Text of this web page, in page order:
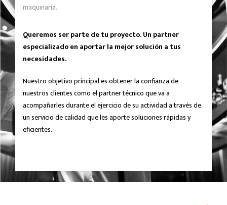
maquinaria.
Queremos ser parte de tu proyecto. Un partner
especializado en aportar la mejor solución a tus
necesidades.
Nuestro objetivo principal es obtener la confianza de
nuestros clientes como el partner técnico que va a
acompañarles durante el ejercicio de su actividad a través de
un servicio de calidad que les aporte soluciones rápidas y
eficientes.